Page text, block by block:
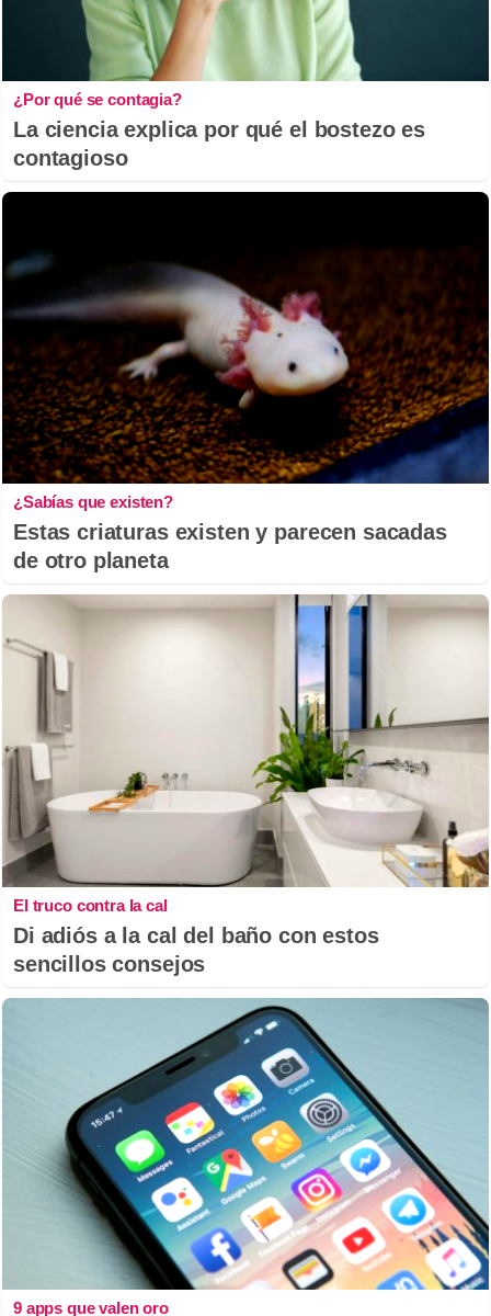
¿Por qué se contagia?
La ciencia explica por qué el bostezo es
contagioso
¿Sabías que existen?
Estas criaturas existen y parecen sacadas
de otro planeta
El truco contra la cal
Di adiós a la cal del baño con estos
sencillos consejos
9 apps que valen oro